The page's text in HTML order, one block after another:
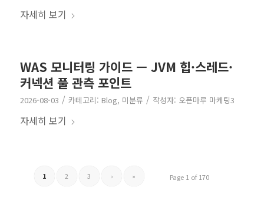
자세히 보기
WAS 모니터링 가이드 — JVM 힙·스레드·
커넥션 풀 관측 포인트
2026-08-03 / 카테고리: Blog, 미분류 / 작성자: 오픈마루 마케팅3
자세히 보기
Page 1 of 170
1 2 3 › »